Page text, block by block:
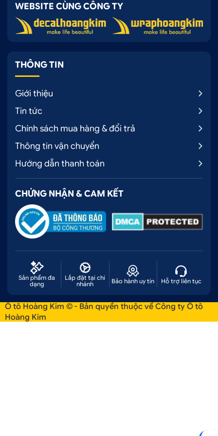
WEBSITE CÙNG CÔNG TY
THÔNG TIN
Giới thiệu
Tin tức
Chính sách mua hàng & đổi trả
Thông tin vận chuyển
Hướng dẫn thanh toán
CHỨNG NHẬN & CAM KẾT
Sản phẩm đa
dạng
Lắp đặt tại chi
nhánh
Bảo hành uy tín Hỗ trợ liên tục
Ô tô Hoàng Kim © - Bản quyền thuộc về Công ty Ô tô
Hoàng Kim